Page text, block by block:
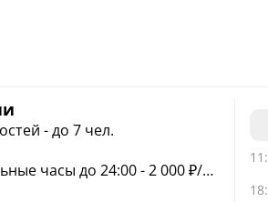
- до 7 чел.
часы до 24:00 - 2 000 ₽/